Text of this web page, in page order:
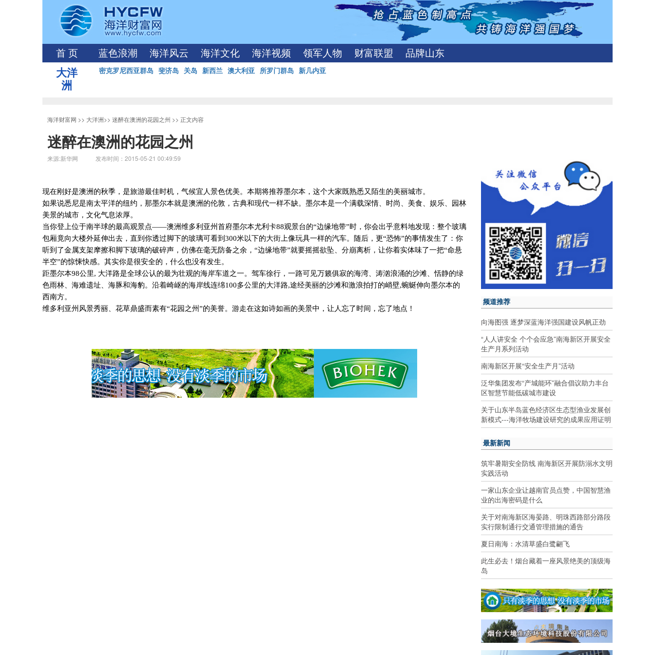
首 页 蓝色浪潮 海洋风云 海洋文化 海洋视频 领军人物 财富联盟 品牌山东
大洋
洲
密克罗尼西亚群岛 斐济岛 关岛 新西兰 澳大利亚 所罗门群岛 新几内亚
海洋财富网 >> 大洋洲>> 迷醉在澳洲的花园之州 >> 正文内容
迷醉在澳洲的花园之州
来源:新华网 发布时间：2015-05-21 00:49:59
现在刚好是澳洲的秋季，是旅游最佳时机，气候宜人景色优美。本期将推荐墨尔本，这个大家既熟悉又陌生的美丽城市。
如果说悉尼是南太平洋的纽约，那墨尔本就是澳洲的伦敦，古典和现代一样不缺。墨尔本是一个满载深情、时尚、美食、娱乐、园林
美景的城市，文化气息浓厚。
当你登上位于南半球的最高观景点——澳洲维多利亚州首府墨尔本尤利卡88观景台的“边缘地带”时，你会出乎意料地发现：整个玻璃
包厢竟向大楼外延伸出去，直到你透过脚下的玻璃可看到 300米以下的大街上像玩具一样的汽车。随后，更“恐怖”的事情发生了：你
听到了金属支架摩擦和脚下玻璃的破碎声，仿佛在毫无防备之余，“边缘地带”就要摇摇欲坠、分崩离析，让你着实体味了一把“命悬
半空”的惊悚快感。其实你是很安全的，什么也没有发生。
距墨尔本98公里, 大洋路是全球公认的最为壮观的海岸车道之一。驾车徐行，一路可见万籁俱寂的海湾、涛汹浪涌的沙滩、恬静的绿
色雨林、海难遗址、海豚和海豹。沿着崎岖的海岸线连绵100多公里的大洋路,途经美丽的沙滩和激浪拍打的峭壁,蜿蜒伸向墨尔本的
西南方。
维多利亚州风景秀丽、花草鼎盛而素有“花园之州”的美誉。游走在这如诗如画的美景中，让人忘了时间，忘了地点！
频道推荐
向海图强 逐梦深蓝海洋强国建设风帆正劲
“人人讲安全 个个会应急”南海新区开展安全
生产月系列活动
南海新区开展“安全生产月”活动
泛华集团发布“产城能环”融合倡议助力丰台
区智慧节能低碳城市建设
关于山东半岛蓝色经济区生态型渔业发展创
新模式---海洋牧场建设研究的成果应用证明
最新新闻
筑牢暑期安全防线 南海新区开展防溺水文明
实践活动
一家山东企业让越南官员点赞，中国智慧渔
业的出海密码是什么
关于对南海新区海晏路、明珠西路部分路段
实行限制通行交通管理措施的通告
夏日南海：水清草盛白鹭翩飞
此生必去！烟台藏着一座风景绝美的顶级海
岛